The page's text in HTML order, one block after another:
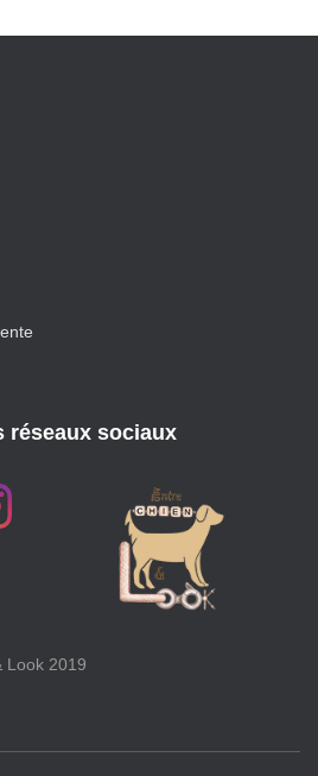
réseaux sociaux
Look 2019